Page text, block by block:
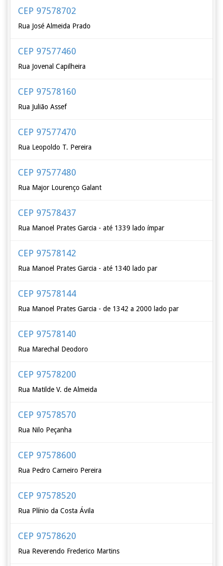
CEP 97578702
Rua José Almeida Prado
CEP 97577460
Rua Jovenal Capilheira
CEP 97578160
Rua Julião Assef
CEP 97577470
Rua Leopoldo T. Pereira
CEP 97577480
Rua Major Lourenço Galant
CEP 97578437
Rua Manoel Prates Garcia - até 1339 lado ímpar
CEP 97578142
Rua Manoel Prates Garcia - até 1340 lado par
CEP 97578144
Rua Manoel Prates Garcia - de 1342 a 2000 lado par
CEP 97578140
Rua Marechal Deodoro
CEP 97578200
Rua Matilde V. de Almeida
CEP 97578570
Rua Nilo Peçanha
CEP 97578600
Rua Pedro Carneiro Pereira
CEP 97578520
Rua Plínio da Costa Ávila
CEP 97578620
Rua Reverendo Frederico Martins